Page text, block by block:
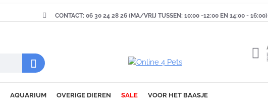
CONTACT: 06 30 24 28 26 (MA/VRIJ TUSSEN: 10:00 -12:00 EN 14:00 - 16:00)
AQUARIUM OVERIGE DIEREN SALE VOOR HET BAASJE